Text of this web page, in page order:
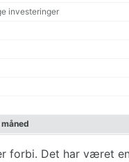
investeringer
forbi. Det har været